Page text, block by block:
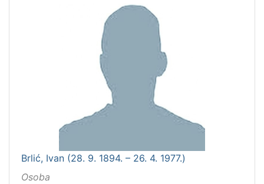
Brlić, Ivan (28. 9. 1894. – 26. 4. 1977.)
Osoba